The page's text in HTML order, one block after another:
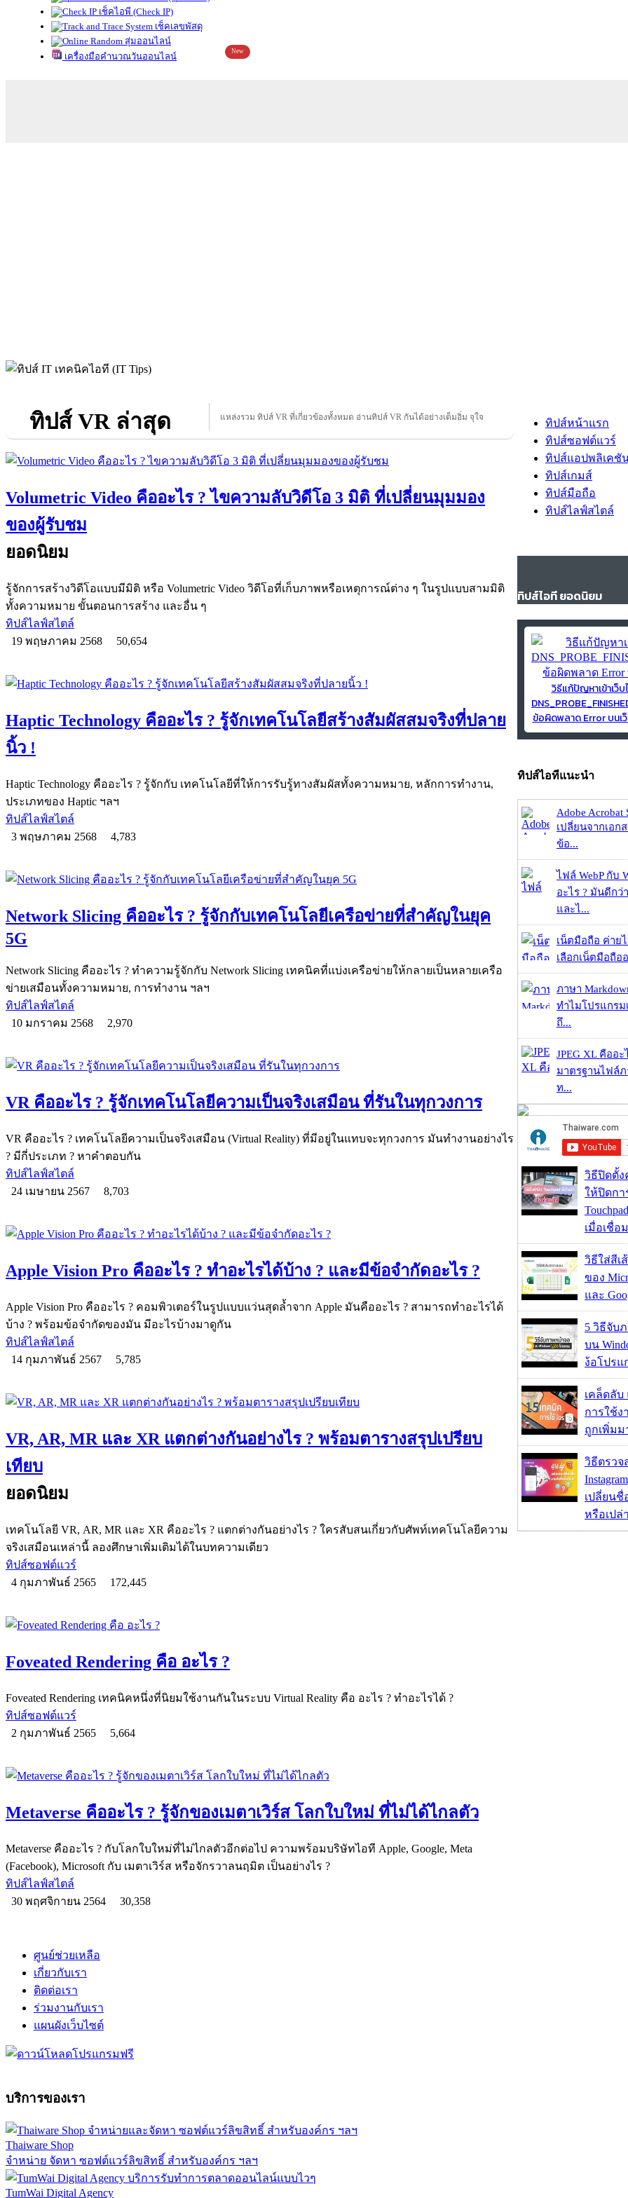
เช็คไอพี (Check IP)
เช็คเลขพัสดุ
สุ่มออนไลน์
เครื่องมือคำนวณวันออนไลน์
New
ทิปส์ VR ล่าสุด แหล่งรวม ทิปส์ VR ที่เกี่ยวข้องทั้งหมด อ่านทิปส์ VR กันได้อย่างเต็มอิ่ม จุใจ
Volumetric Video คืออะไร ? ไขความลับวิดีโอ 3 มิติ ที่เปลี่ยนมุมมอง
ของผู้รับชม
ยอดนิยม
รู้จักการสร้างวิดีโอแบบมีมิติ หรือ Volumetric Video วิดีโอที่เก็บภาพหรือเหตุการณ์ต่าง ๆ ในรูปแบบสามมิติ
ทั้งความหมาย ขั้นตอนการสร้าง และอื่น ๆ
ทิปส์ไลฟ์สไตล์
19 พฤษภาคม 2568
50,654
Haptic Technology คืออะไร ? รู้จักเทคโนโลยีสร้างสัมผัสสมจริงที่ปลาย
นิ้ว !
Haptic Technology คืออะไร ? รู้จักกับ เทคโนโลยีที่ให้การรับรู้ทางสัมผัสทั้งความหมาย, หลักการทำงาน,
ประเภทของ Haptic ฯลฯ
ทิปส์ไลฟ์สไตล์
3 พฤษภาคม 2568
4,783
Network Slicing คืออะไร ? รู้จักกับเทคโนโลยีเครือข่ายที่สำคัญในยุค
5G
Network Slicing คืออะไร ? ทำความรู้จักกับ Network Slicing เทคนิคที่แบ่งเครือข่ายให้กลายเป็นหลายเครือ
ข่ายเสมือนทั้งความหมาย, การทำงาน ฯลฯ
ทิปส์ไลฟ์สไตล์
10 มกราคม 2568
2,970
VR คืออะไร ? รู้จักเทคโนโลยีความเป็นจริงเสมือน ที่รันในทุกวงการ
VR คืออะไร ? เทคโนโลยีความเป็นจริงเสมือน (Virtual Reality) ที่มีอยู่ในแทบจะทุกวงการ มันทำงานอย่างไร
? มีกี่ประเภท ? หาคำตอบกัน
ทิปส์ไลฟ์สไตล์
24 เมษายน 2567
8,703
Apple Vision Pro คืออะไร ? ทำอะไรได้บ้าง ? และมีข้อจำกัดอะไร ?
Apple Vision Pro คืออะไร ? คอมพิวเตอร์ในรูปแบบแว่นสุดล้ำจาก Apple มันคืออะไร ? สามารถทำอะไรได้
บ้าง ? พร้อมข้อจำกัดของมัน มีอะไรบ้างมาดูกัน
ทิปส์ไลฟ์สไตล์
14 กุมภาพันธ์ 2567
5,785
VR, AR, MR และ XR แตกต่างกันอย่างไร ? พร้อมตารางสรุปเปรียบ
เทียบ
ยอดนิยม
เทคโนโลยี VR, AR, MR และ XR คืออะไร ? แตกต่างกันอย่างไร ? ใครสับสนเกี่ยวกับศัพท์เทคโนโลยีความ
จริงเสมือนเหล่านี้ ลองศึกษาเพิ่มเติมได้ในบทความเดียว
ทิปส์ซอฟต์แวร์
4 กุมภาพันธ์ 2565
172,445
Foveated Rendering คือ อะไร ?
Foveated Rendering เทคนิคหนึ่งที่นิยมใช้งานกันในระบบ Virtual Reality คือ อะไร ? ทำอะไรได้ ?
ทิปส์ซอฟต์แวร์
2 กุมภาพันธ์ 2565
5,664
Metaverse คืออะไร ? รู้จักของเมตาเวิร์ส โลกใบใหม่ ที่ไม่ได้ไกลตัว
Metaverse คืออะไร ? กับโลกใบใหม่ที่ไม่ไกลตัวอีกต่อไป ความพร้อมบริษัทไอที Apple, Google, Meta
(Facebook), Microsoft กับ เมตาเวิร์ส หรือจักรวาลนฤมิต เป็นอย่างไร ?
ทิปส์ไลฟ์สไตล์
30 พฤศจิกายน 2564
30,358
ทิปส์หน้าแรก
ทิปส์ซอฟต์แวร์
ทิปส์แอปพลิเคชั
ทิปส์เกมส์
ทิปส์มือถือ
ทิปส์ไลฟ์สไตล์
ทิปส์ไอที ยอดนิยม
วิธีแก้ปัญหาเข้าเว็บ
ข้อผิดพลาด Error บนเว็
ทิปส์ไอทีแนะนำ
Adobe Acrobat
เปลี่ยนจากเอก
ข้อ...
ไฟล์ WebP กับ
อะไร ? มันดีกว่
และไ...
เน็ตมือถือ ค่าย
เลือกเน็ตมือถือ
ภาษา
ทำไมโปรแกรม
ถึ...
JPEG XL คืออะ
มาตรฐานไฟล์
ท...
วิธีปิดตั้
ให้ปิดกา
เมื่อเชื่อ
วิธีใส่สีเ
ของ
และ
5 วิธีจับ
บน
ง้อโปรแ
เคล็ดลับ
การใช้ง
ถูกเพิ่มม
วิธีตรวจ
เปลี่ยน
หรือเปล่
ศูนย์ช่วยเหลือ
เกี่ยวกับเรา
ติดต่อเรา
ร่วมงานกับเรา
แผนผังเว็บไซต์
บริการของเรา
Thaiware Shop
จำหน่าย จัดหา ซอฟต์แวร์ลิขสิทธิ์ สำหรับองค์กร ฯลฯ
TumWai Digital Agency